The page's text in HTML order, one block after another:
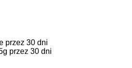
przez 30 dni
przez 30 dni